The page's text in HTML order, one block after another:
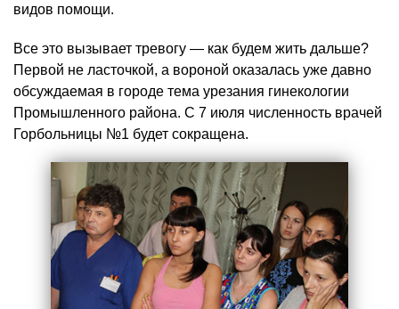
видов помощи.
Все это вызывает тревогу — как будем жить дальше?
Первой не ласточкой, а вороной оказалась уже давно
обсуждаемая в городе тема урезания гинекологии
Промышленного района. С 7 июля численность врачей
Горбольницы №1 будет сокращена.